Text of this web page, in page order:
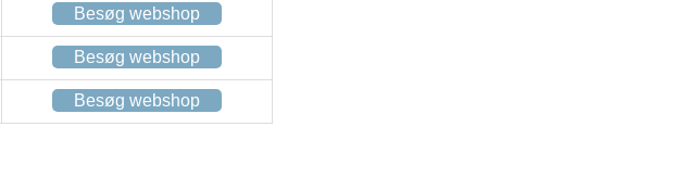
Besøg webshop
Besøg webshop
Besøg webshop